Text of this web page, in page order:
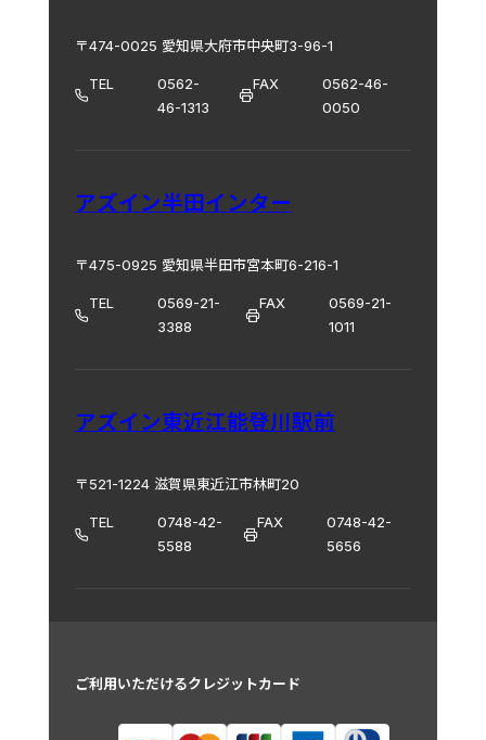
〒474-0025 愛知県大府市中央町3-96-1
TEL
0562-
46-1313
FAX
0562-46-
0050
アズイン半田インター
〒475-0925 愛知県半田市宮本町6-216-1
TEL
0569-21-
3388
FAX
0569-21-
1011
アズイン東近江能登川駅前
〒521-1224 滋賀県東近江市林町20
TEL
0748-42-
5588
FAX
0748-42-
5656
ご利用いただけるクレジットカード